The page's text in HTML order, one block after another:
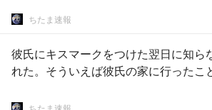
ちたま速報
彼氏にキスマークをつけた翌日に知ら
れた。そういえば彼氏の家に行ったこ